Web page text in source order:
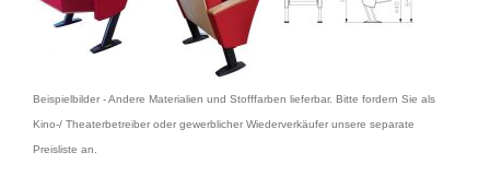
Beispielbilder - Andere Materialien und Stofffarben lieferbar. Bitte fordern Sie als
Kino-/ Theaterbetreiber oder gewerblicher Wiederverkäufer unsere separate
Preisliste an.